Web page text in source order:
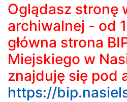
Oglądasz stronę
archiwalnej - od
główna strona
Miejskiego w
znajduję się pod
https://